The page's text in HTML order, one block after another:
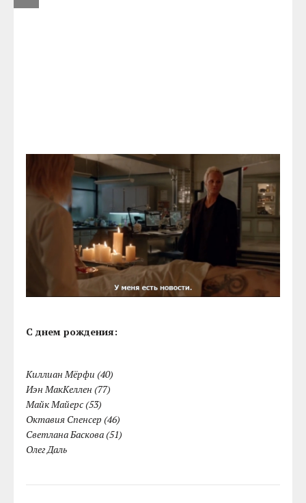
С днем рождения:
Киллиан Мёрфи (40)
Иэн МакКеллен (77)
Майк Майерс (53)
Октавия Спенсер (46)
Светлана Баскова (51)
Олег Даль